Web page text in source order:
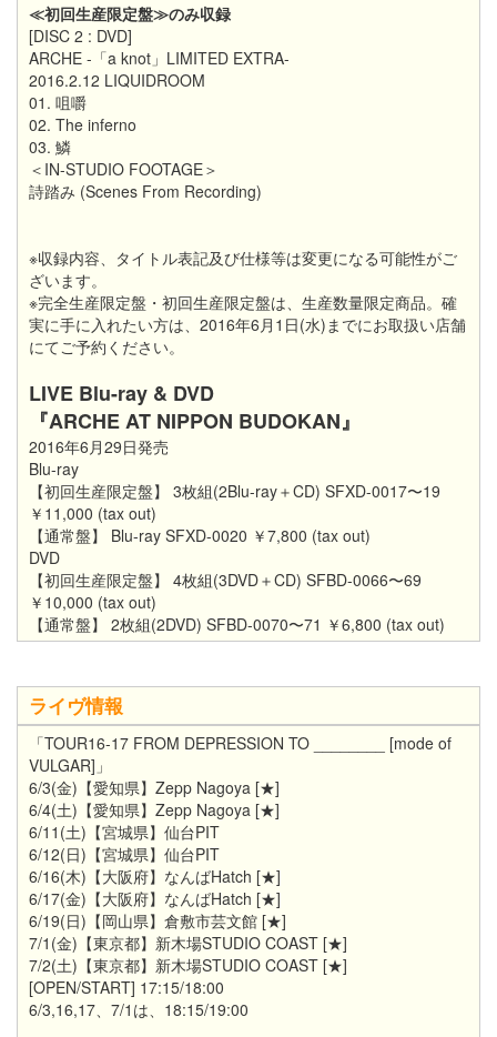
≪初回生産限定盤≫のみ収録
[DISC 2 : DVD]
ARCHE -「a knot」LIMITED EXTRA-
2016.2.12 LIQUIDROOM
01. 咀嚼
02. The inferno
03. 鱗
＜IN-STUDIO FOOTAGE＞
詩踏み (Scenes From Recording)
※収録内容、タイトル表記及び仕様等は変更になる可能性がご
ざいます。
※完全生産限定盤・初回生産限定盤は、生産数量限定商品。確
実に手に入れたい方は、2016年6月1日(水)までにお取扱い店舗
にてご予約ください。
LIVE Blu-ray & DVD
『ARCHE AT NIPPON BUDOKAN』
2016年6月29日発売
Blu-ray
【初回生産限定盤】 3枚組(2Blu-ray＋CD) SFXD-0017〜19
￥11,000 (tax out)
【通常盤】 Blu-ray SFXD-0020 ￥7,800 (tax out)
DVD
【初回生産限定盤】 4枚組(3DVD＋CD) SFBD-0066〜69
￥10,000 (tax out)
【通常盤】 2枚組(2DVD) SFBD-0070〜71 ￥6,800 (tax out)
ライヴ情報
「TOUR16-17 FROM DEPRESSION TO ________ [mode of
VULGAR]」
6/3(金)【愛知県】Zepp Nagoya [★]
6/4(土)【愛知県】Zepp Nagoya [★]
6/11(土)【宮城県】仙台PIT
6/12(日)【宮城県】仙台PIT
6/16(木)【大阪府】なんばHatch [★]
6/17(金)【大阪府】なんばHatch [★]
6/19(日)【岡山県】倉敷市芸文館 [★]
7/1(金)【東京都】新木場STUDIO COAST [★]
7/2(土)【東京都】新木場STUDIO COAST [★]
[OPEN/START] 17:15/18:00
6/3,16,17、7/1は、18:15/19:00